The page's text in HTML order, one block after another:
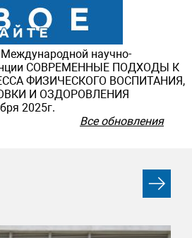
научно-
СОВРЕМЕННЫЕ ПОДХОДЫ К
ФИЗИЧЕСКОГО ВОСПИТАНИЯ,
И ОЗДОРОВЛЕНИЯ
2025г.
Все обновления